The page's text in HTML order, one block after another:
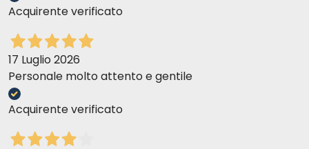
Acquirente verificato
17 Luglio 2026
Personale molto attento e gentile
Acquirente verificato